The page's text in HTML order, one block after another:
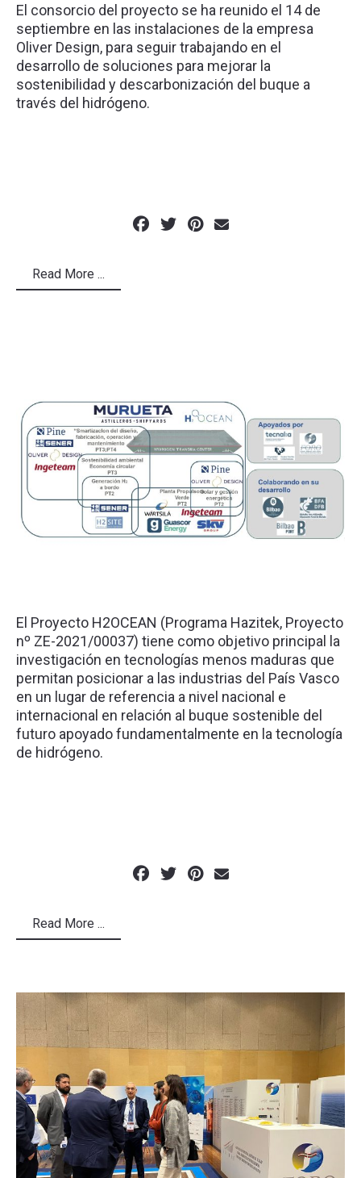
El consorcio del proyecto se ha reunido el 14 de
septiembre en las instalaciones de la empresa
Oliver Design, para seguir trabajando en el
desarrollo de soluciones para mejorar la
sostenibilidad y descarbonización del buque a
través del hidrógeno.
Read More ...
El Proyecto H2OCEAN (Programa Hazitek, Proyecto
nº ZE-2021/00037) tiene como objetivo principal la
investigación en tecnologías menos maduras que
permitan posicionar a las industrias del País Vasco
en un lugar de referencia a nivel nacional e
internacional en relación al buque sostenible del
futuro apoyado fundamentalmente en la tecnología
de hidrógeno.
Read More ...